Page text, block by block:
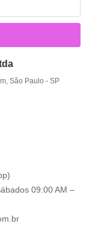
São Paulo -SP
09:00 AM –